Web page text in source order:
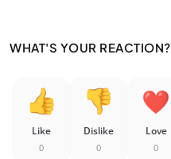
WHAT'S YOUR REACTION?
Like
0
Dislike
0
Love
0